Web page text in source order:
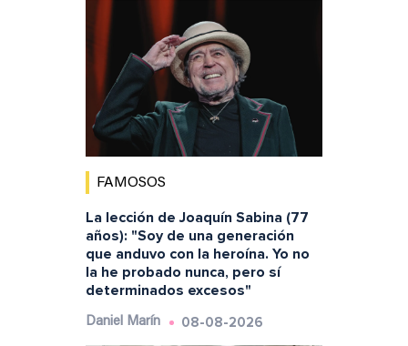
FAMOSOS
La lección de Joaquín Sabina (77
años): "Soy de una generación
que anduvo con la heroína. Yo no
la he probado nunca, pero sí
determinados excesos"
Daniel Marín 08-08-2026